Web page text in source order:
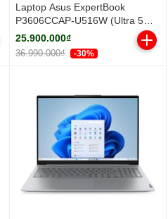
Laptop Asus ExpertBook
P3606CCAP-U516W (Ultra 5
225H/ 16GB/ 512GB SSD/ 16
inch WUXGA/ Win11/ Grey)
25.900.000₫
36.990.000₫ -30%